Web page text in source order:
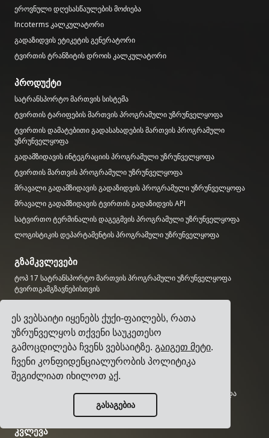
ეს ვებსაიტი იყენებს ქუქი-ფაილებს, რათა
უზრუნველყოს თქვენი საუკეთესო
გამოცდილება ჩვენს ვებსაიტზე. გაიგეთ მეტი.
ჩვენი კონფიდენციალურობის პოლიტიკა
შეგიძლიათ იხილოთაქ.
გასაგებია
ეროვნული დღესასწაულების მოძიება
Incoterms კალკულატორი
გადაზიდვის ეტიკეტის გენერატორი
ტვირთის ტრანზიტის დროის კალკულატორი
პროდუქტი
სატრანსპორტო მართვის სისტემა
ტვირთის ტარიფების მართვის პროგრამული უზრუნველყოფა
ტვირთის დამატებითი გადასახადების მართვის პროგრამული
უზრუნველყოფა
გადამზიდავის ინტეგრაციის პროგრამული უზრუნველყოფა
ტვირთის მართვის პროგრამული უზრუნველყოფა
მრავალი გადამზიდავის გადაზიდვის პროგრამული უზრუნველყოფა
მრავალი გადამზიდავის ტვირთის გადაზიდვის API
სატვირთო ტერმინალის დაგეგმვის პროგრამული უზრუნველყოფა
ლოგისტიკის დეპარტამენტის პროგრამული უზრუნველყოფა
გზამკვლევები
ტოპ 17 სატრანსპორტო მართვის პროგრამული უზრუნველყოფა
ტვირთგამგზავნებისთვის
პროგრამული უზრუნველყოფა?
როგორ ჩავატაროთ მარტივი სატრანსპორტო ტენდერი?
როგორ დავნერგოთ სატრანსპორტო მართვის სისტემა?
როგორ შევარჩიოთ ტვირთის გადამზიდავი?
როგორ ავტომატიზირდეთ გადაზიდვის შეტყობინებები?
ტვირთის KPI-ები, რომლებსაც ყველა ლოგისტიკის მენეჯერი უნდა
კვლევა